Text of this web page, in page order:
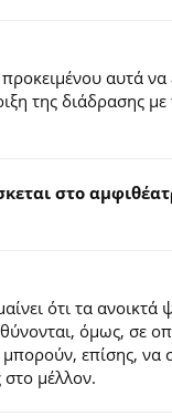
αυτά να
της διάδρασης με
στο
ότι τα ανοικτά
όμως, σε
μπορούν, επίσης,
μέλλον.